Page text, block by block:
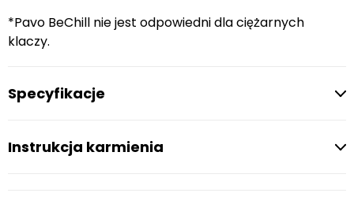
*Pavo BeChill nie jest odpowiedni dla ciężarnych
klaczy.
Specyfikacje
Instrukcja karmienia